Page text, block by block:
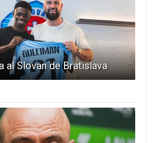
al Slovan de Bratislava